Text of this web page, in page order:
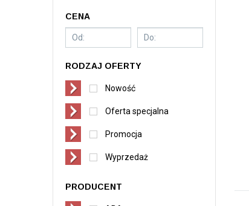
CENA
RODZAJ OFERTY
Nowość
Oferta specjalna
Promocja
Wyprzedaż
PRODUCENT